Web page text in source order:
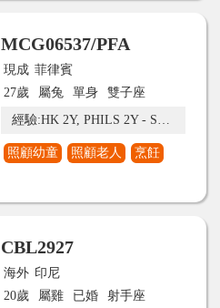
MCG06537/PFA
現成 菲律賓
27歲
屬兔 單身
雙子座
經驗:HK 2Y, PHILS 2Y - SV- DEC 2 WEEKS REQUEST
照顧幼童 照顧老人 烹飪
CBL2927
海外 印尼
20歲
屬雞 已婚
射手座